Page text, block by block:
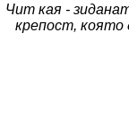
Чит кая -
крепост, която